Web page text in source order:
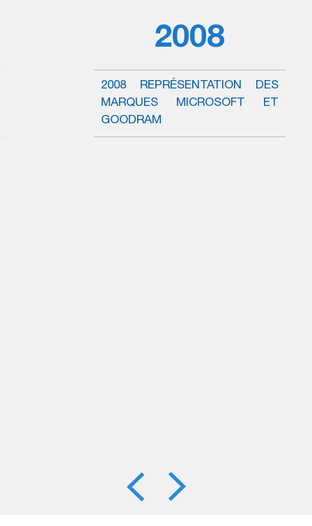
2008
2008 REPRÉSENTATION DES
MARQUES MICROSOFT ET
GOODRAM